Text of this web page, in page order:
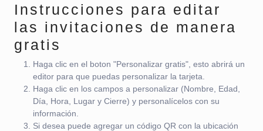
Instrucciones para editar
las invitaciones de manera
gratis
Haga clic en el boton "Personalizar gratis", esto abrirá un
editor para que puedas personalizar la tarjeta.
Haga clic en los campos a personalizar (Nombre, Edad,
Día, Hora, Lugar y Cierre) y personalícelos con su
información.
Si desea puede agregar un código QR con la ubicación